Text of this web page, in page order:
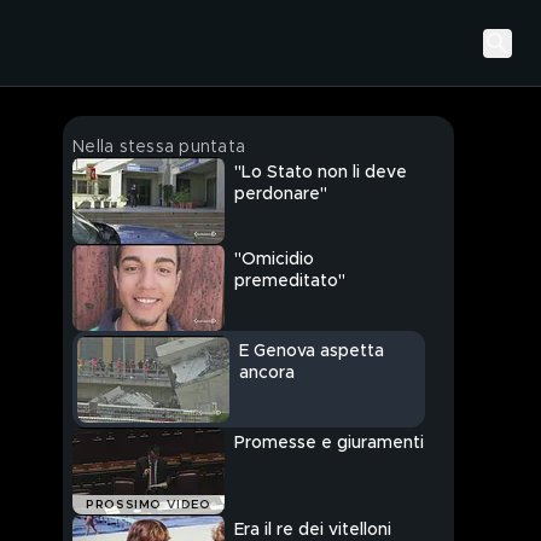
Nella stessa puntata
"Lo Stato non li deve
perdonare"
"Omicidio
premeditato"
E Genova aspetta
ancora
PROSSIMO VIDEO
Promesse e giuramenti
Era il re dei vitelloni